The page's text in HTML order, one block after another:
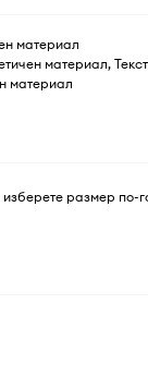
материал
материал,
материал
размер по-